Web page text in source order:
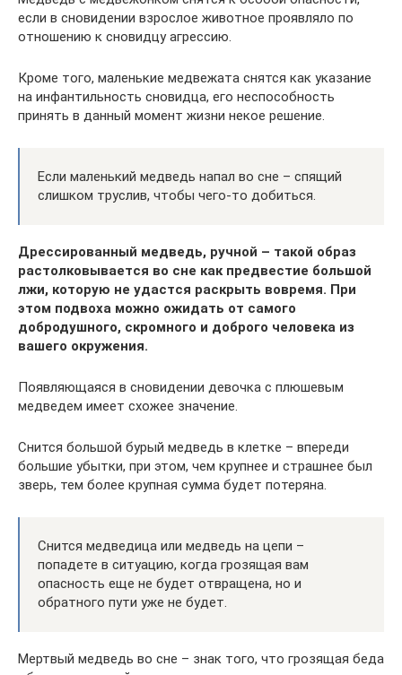
если в сновидении взрослое животное проявляло по
отношению к сновидцу агрессию.
Кроме того, маленькие медвежата снятся как указание
на инфантильность сновидца, его неспособность
принять в данный момент жизни некое решение.
Если маленький медведь напал во сне – спящий
слишком труслив, чтобы чего-то добиться.
Дрессированный медведь, ручной – такой образ
растолковывается во сне как предвестие большой
лжи, которую не удастся раскрыть вовремя. При
этом подвоха можно ожидать от самого
добродушного, скромного и доброго человека из
вашего окружения.
Появляющаяся в сновидении девочка с плюшевым
медведем имеет схожее значение.
Снится большой бурый медведь в клетке – впереди
большие убытки, при этом, чем крупнее и страшнее был
зверь, тем более крупная сумма будет потеряна.
Снится медведица или медведь на цепи –
попадете в ситуацию, когда грозящая вам
опасность еще не будет отвращена, но и
обратного пути уже не будет.
Мертвый медведь во сне – знак того, что грозящая беда